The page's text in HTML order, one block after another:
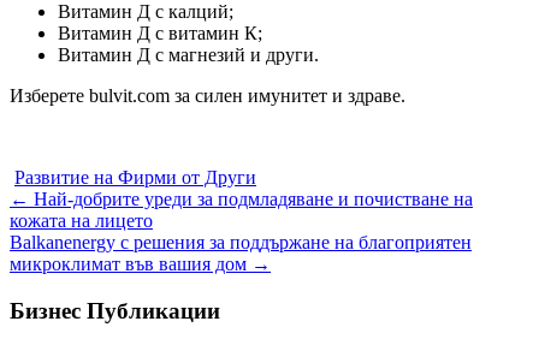
Витамин Д с калций;
Витамин Д с витамин К;
Витамин Д с магнезий и други.
Изберете bulvit.com за силен имунитет и здраве.
Развитие на Фирми от Други
Post
navigation
← Най-добрите уреди за подмладяване и почистване на
кожата на лицето
Balkanenergy с решения за поддържане на благоприятен
микроклимат във вашия дом →
Бизнес Публикации